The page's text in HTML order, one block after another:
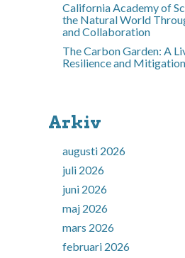
California Academy of
the Natural World
and Collaboration
The Carbon Garden: A
Resilience and
Arkiv
augusti 2026
juli 2026
juni 2026
maj 2026
mars 2026
februari 2026